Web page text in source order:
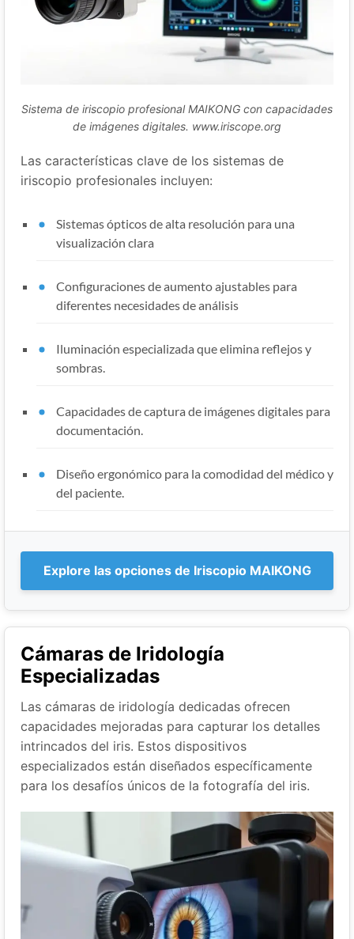
Sistema de iriscopio profesional MAIKONG con capacidades
de imágenes digitales. www.iriscope.org
Las características clave de los sistemas de
iriscopio profesionales incluyen:
Sistemas ópticos de alta resolución para una
visualización clara
Configuraciones de aumento ajustables para
diferentes necesidades de análisis
Iluminación especializada que elimina reflejos y
sombras.
Capacidades de captura de imágenes digitales para
documentación.
Diseño ergonómico para la comodidad del médico y
del paciente.
Explore las opciones de Iriscopio MAIKONG
Cámaras de Iridología
Especializadas
Las cámaras de iridología dedicadas ofrecen
capacidades mejoradas para capturar los detalles
intrincados del iris. Estos dispositivos
especializados están diseñados específicamente
para los desafíos únicos de la fotografía del iris.